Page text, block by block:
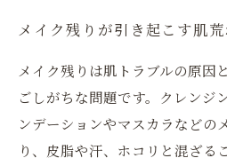
メイク残りが引き起こす肌
メイク残りは肌トラブルの原因
ごしがちな問題です。クレンジ
ンデーションやマスカラなどの
り、皮脂や汗、ホコリと混ざる